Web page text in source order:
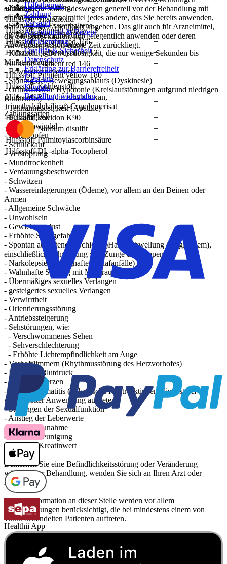
- Zwangserkrankung
- Essattacken
- Störung des Essverhaltens
- Zwanghaftes Einkaufen
- Bewusstseinsstörungen
- Kurzzeitige Bewusstlosigkeit, die nur wenige Sekunden bis
Minuten dauert
- Bewusstseinsverlust
- Störung des Bewegungsablaufs (Dyskinesie)
- Orthostatische Hypotonie (Kreislaufstörungen aufgrund niedrigen
Blutdrucks)
- Teilnahmslosigkeit (Apathie)
- Schläfrigkeit
- Drehschwindel
- Herzklopfen
- Schluckauf
- Verstopfung
- Mundtrockenheit
- Verdauungsbeschwerden
- Schwitzen
- Wassereinlagerungen (Ödeme), vor allem an den Beinen oder
Armen
- Allgemeine Schwäche
- Unwohlsein
- Gewichtsverlust
- Erhöhte Sturzgefahr
- Spontan auftretende (Schleim-)Haut-Schwellung (Angioödem),
einschließlich Schwellung von Zunge und Lippen
- Narkolepsie (zwanghafte Schlafanfälle)
- Wahnhafte Störung mit Misstrauen
- Übermäßiges sexuelles Verlangen
- gesteigertes sexuelles Verlangen
- Verwirrtheit
- Orientierungsstörung
- Antriebssteigerung
- Sehstörungen, wie:
- Verschwommenes Sehen
- Sehverschlechterung
- Erhöhte Lichtempfindlichkeit am Auge
- Vorhofflimmern (Rhythmusstörung des Herzvorhofes)
- Niedriger Blutdruck
- Bauchschmerzen
- Kontaktdermatitis (Allergische Hautreaktionen, die erst bei
wiederholter Anwendung auftreten)
- Störungen der Sexualfunktion
- Anstieg der Leberwerte
- Gewichtszunahme
- Pulsbeschleunigung
- Erhöhter Kreatinwert
Bemerken Sie eine Befindlichkeitsstörung oder Veränderung
während der Behandlung, wenden Sie sich an Ihren Arzt oder
Apotheker.
Für die Information an dieser Stelle werden vor allem
Nebenwirkungen berücksichtigt, die bei mindestens einem von
1.000 behandelten Patienten auftreten.
auftreten. Sie sollten deswegen generell vor der Behandlung mit
einem neuen Arzneimittel jedes andere, das Sie bereits anwenden,
dem Arzt oder Apotheker angeben. Das gilt auch für Arzneimittel,
die Sie selbst kaufen, nur gelegentlich anwenden oder deren
Anwendung schon einige Zeit zurückliegt.
aluminisiert
+
Hilfsstoff Titandioxid
+
Hilfsstoff Pigment yellow 13
+
Hilfsstoff Pigment red 166
+
Hilfsstoff Pigment yellow 12
+
Hilfsstoff Pigment red 146
+
Hilfsstoff Pigment yellow 180
+
Hilfsstoff Kohlenstoff
+
Hilfsstoff Poly(dimethylsiloxan,
trimethylsilylsilicat)-Copolymerisat
+
Hilfsstoff Povidon K90
+
Hilfsstoff Natrium disulfit
+
Hilfsstoff Palmitoylascorbinsäure
+
Hilfsstoff DL-alpha-Tocopherol
+
Hilfethemen
Zahlung
Versand
Arzneimittel & Rezept
Rücksendung
Qualität & Sicherheit
Datenschutz
Erklärung zur Barrierefreiheit
Über uns
Kontakt
Bestellung widerrufen
Zahlungsarten
Healthii App